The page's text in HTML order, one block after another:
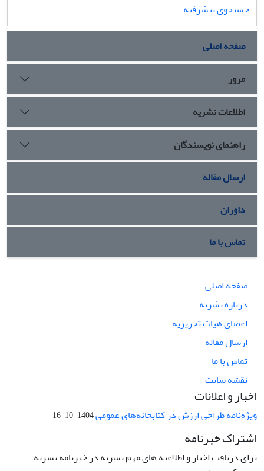
جستجوی پیشرفته
صفحه اصلی
مرور
اطلاعات نشریه
راهنمای نویسندگان
ارسال مقاله
داوران
تماس با ما
صفحه اصلی
درباره نشریه
اعضای هیات تحریریه
ارسال مقاله
تماس با ما
نقشه سایت
اخبار و اعلانات
ویژه‌نامه طراحی ارزش در کتابخانه‌های عمومی1404-10-16
اشتراک خبرنامه
برای دریافت اخبار و اطلاعیه های مهم نشریه در خبرنامه نشریه